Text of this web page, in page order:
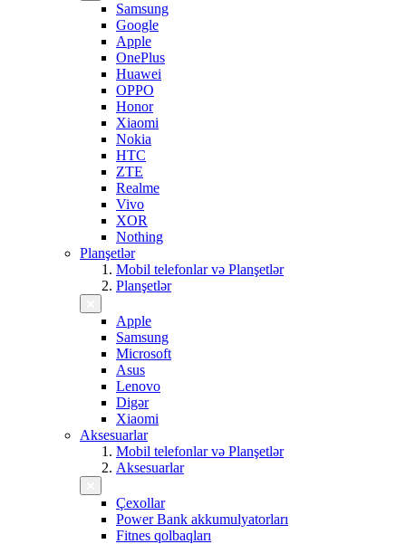
Samsung
Google
Apple
OnePlus
Huawei
OPPO
Honor
Xiaomi
Nokia
HTC
ZTE
Realme
Vivo
XOR
Nothing
Planşetlər
Mobil telefonlar və Planşetlər
Planşetlər
Apple
Samsung
Microsoft
Asus
Lenovo
Digər
Xiaomi
Aksesuarlar
Mobil telefonlar və Planşetlər
Aksesuarlar
Çexollar
Power Bank akkumulyatorları
Fitnes qolbaqları